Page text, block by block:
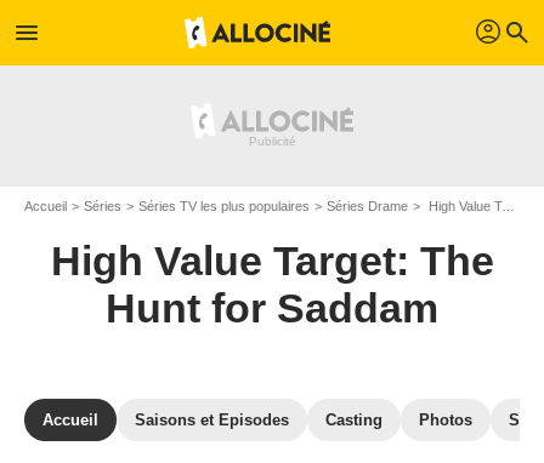
menu profil search
Accueil Séries Séries TV les plus populaires Séries Drame High Value Target: The Hunt for Saddam
High Value Target: The
Hunt for Saddam
Accueil Saisons et Episodes Casting Photos